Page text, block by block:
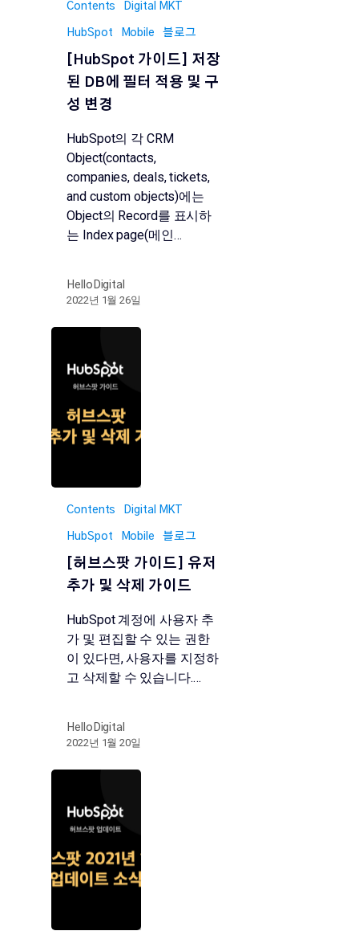
Contents Digital MKT
HubSpot Mobile 블로그
[HubSpot 가이드] 저장
된 DB에 필터 적용 및 구
성 변경
HubSpot의 각 CRM
Object(contacts,
companies, deals, tickets,
and custom objects)에는
Object의 Record를 표시하
는 Index page(메인…
HelloDigital
2022년 1월 26일
Contents Digital MKT
HubSpot Mobile 블로그
[허브스팟 가이드] 유저
추가 및 삭제 가이드
HubSpot 계정에 사용자 추
가 및 편집할 수 있는 권한
이 있다면, 사용자를 지정하
고 삭제할 수 있습니다.…
HelloDigital
2022년 1월 20일